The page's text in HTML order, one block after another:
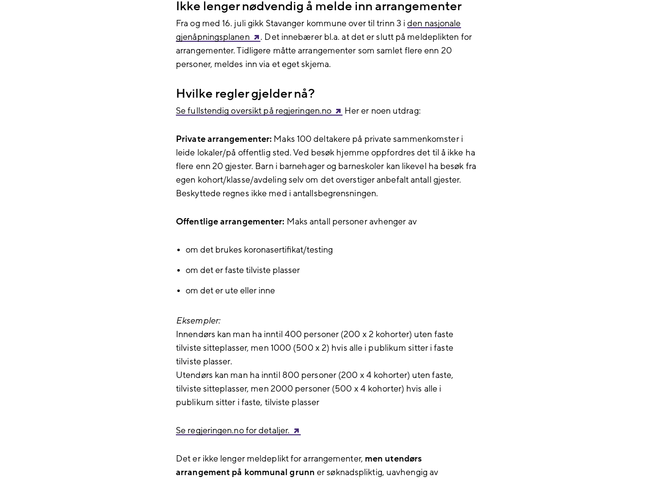
Ikke lenger nødvendig å melde inn arrangementer
Fra og med 16. juli gikk Stavanger kommune over til trinn 3 iden nasjonale
gjenåpningsplanen
. Det innebærer bl.a. at det er slutt på meldeplikten for
arrangementer. Tidligere måtte arrangementer som samlet flere enn 20
personer, meldes inn via et eget skjema.
Hvilke regler gjelder nå?
Se fullstendig oversikt på regjeringen.no Her er noen utdrag:
Private arrangementer: Maks 100 deltakere på private sammenkomster i
leide lokaler/på offentlig sted. Ved besøk hjemme oppfordres det til å ikke ha
flere enn 20 gjester. Barn i barnehager og barneskoler kan likevel ha besøk fra
egen kohort/klasse/avdeling selv om det overstiger anbefalt antall gjester.
Beskyttede regnes ikke med i antallsbegrensningen.
Offentlige arrangementer: Maks antall personer avhenger av
om det brukes koronasertifikat/testing
om det er faste tilviste plasser
om det er ute eller inne
Eksempler:
Innendørs kan man ha inntil 400 personer (200 x 2 kohorter) uten faste
tilviste sitteplasser, men 1000 (500 x 2) hvis alle i publikum sitter i faste
tilviste plasser.
Utendørs kan man ha inntil 800 personer (200 x 4 kohorter) uten faste,
tilviste sitteplasser, men 2000 personer (500 x 4 kohorter) hvis alle i
publikum sitter i faste, tilviste plasser
Se regjeringen.no for detaljer.
Det er ikke lenger meldeplikt for arrangementer, men utendørs
arrangement på kommunal grunn er søknadspliktig, uavhengig av